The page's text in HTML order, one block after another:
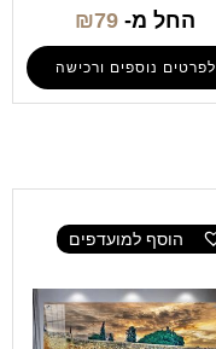
החל מ- ₪79
לפרטים נוספים ורכישה
הוסף למועדפים